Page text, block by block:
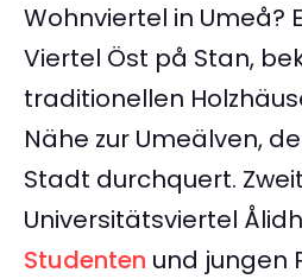
Wohnviertel in Umeå?
Viertel Öst på Stan,
traditionellen
Nähe zur Umeälven,
Stadt durchquert.
Universitätsviertel
Studenten und jungen